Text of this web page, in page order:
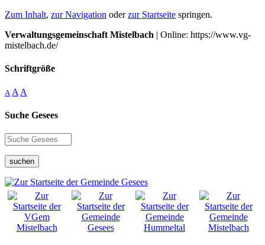
Zum Inhalt, zur Navigation oderzur Startseite springen.
Verwaltungsgemeinschaft Mistelbach | Online: https://www.vg-
mistelbach.de/
Schriftgröße
A A A
Suche Gesees
suchen